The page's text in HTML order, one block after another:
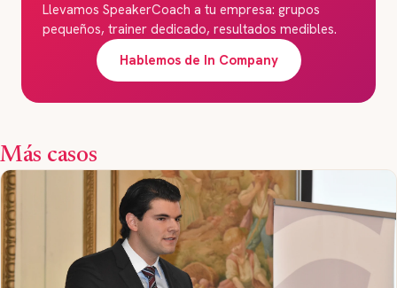
Llevamos SpeakerCoach a tu empresa: grupos
pequeños, trainer dedicado, resultados medibles.
Hablemos de In Company
Más casos